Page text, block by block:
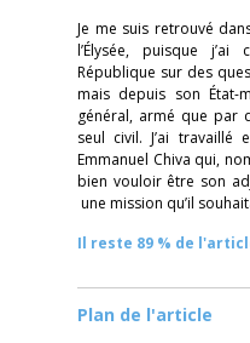
Je me suis retrouvé
l’Élysée, puisque
République sur des
mais depuis son État-
général, armé que par
seul civil. J’ai travaillé
Emmanuel Chiva qui,
bien vouloir être son
une mission qu’il
Il reste 89 % de
Plan de l'article